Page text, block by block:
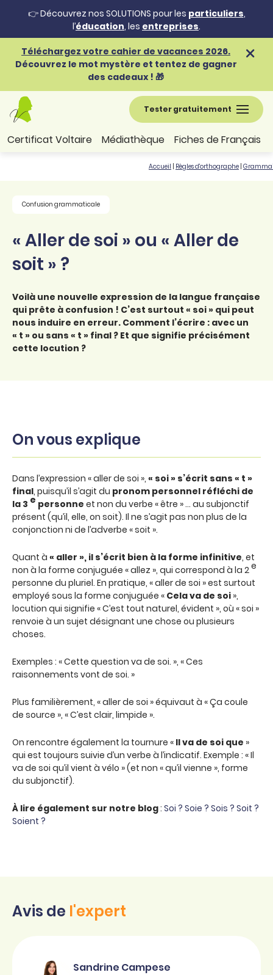
👉 Découvrez nos SOLUTIONS pour les particuliers,
l’éducation, les entreprises.
Téléchargez votre cahier de vacances 2026.
Découvrez le mot mystère et tentez de gagner
des cadeaux ! 🎁
Tester gratuitement
Certificat Voltaire Médiathèque Fiches de Français
Accueil Règles d'orthographe
Confusion grammaticale
« Aller de soi » ou « Aller de
soit » ?
Voilà une nouvelle expression de la langue française
qui prête à confusion ! C’est surtout « soi » qui peut
nous induire en erreur. Comment l’écrire : avec un
« t » ou sans « t » final ? Et que signifie précisément
cette locution ?
On vous explique
Dans l’expression « aller de soi », « soi » s’écrit sans « t »
final, puisqu’il s’agit du pronom personnel réfléchi de
la 3 e personne et non du verbe « être » … au subjonctif
présent (qu’il, elle, on soit). Il ne s’agit pas non plus de la
conjonction ni de l’adverbe « soit ».
Quant à « aller », il s’écrit bien à la forme infinitive, et
non à la forme conjuguée « allez », qui correspond à la 2e
personne du pluriel. En pratique, « aller de soi » est surtout
employé sous la forme conjuguée « Cela va de soi »,
locution qui signifie « C’est tout naturel, évident », où « soi »
renvoie à un sujet désignant une chose ou plusieurs
choses.
Exemples : « Cette question va de soi. », « Ces
raisonnements vont de soi. »
Plus familièrement, « aller de soi » équivaut à « Ça coule
de source », « C’est clair, limpide ».
On rencontre également la tournure « Il va de soi que »
qui est toujours suivie d’un verbe à l’indicatif. Exemple : « Il
va de soi qu’il vient à vélo » (et non « qu’il vienne », forme
du subjonctif).
À lire également sur notre blog: Soi ? Soie ? Sois ? Soit ?
Soient ?
Avis de l'expert
Sandrine Campese